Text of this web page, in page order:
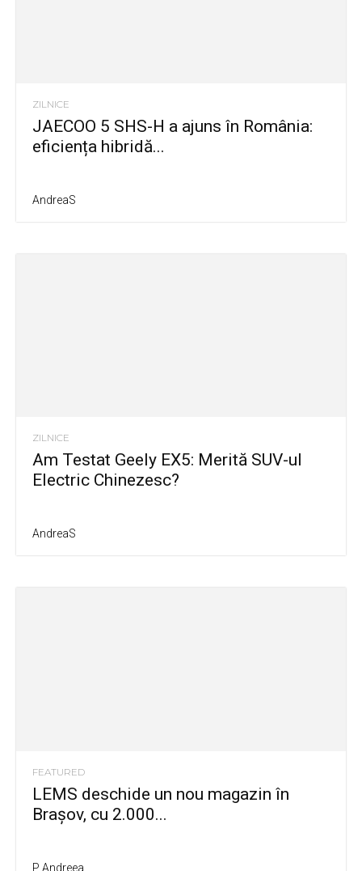
ZILNICE
JAECOO 5 SHS-H a ajuns în România:
eficiența hibridă...
AndreaS
ZILNICE
Am Testat Geely EX5: Merită SUV-ul
Electric Chinezesc?
AndreaS
FEATURED
LEMS deschide un nou magazin în
Brașov, cu 2.000...
P Andreea